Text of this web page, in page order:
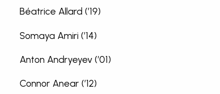
Béatrice Allard (’19)
Somaya Amiri (’14)
Anton Andryeyev (’01)
Connor Anear (’12)